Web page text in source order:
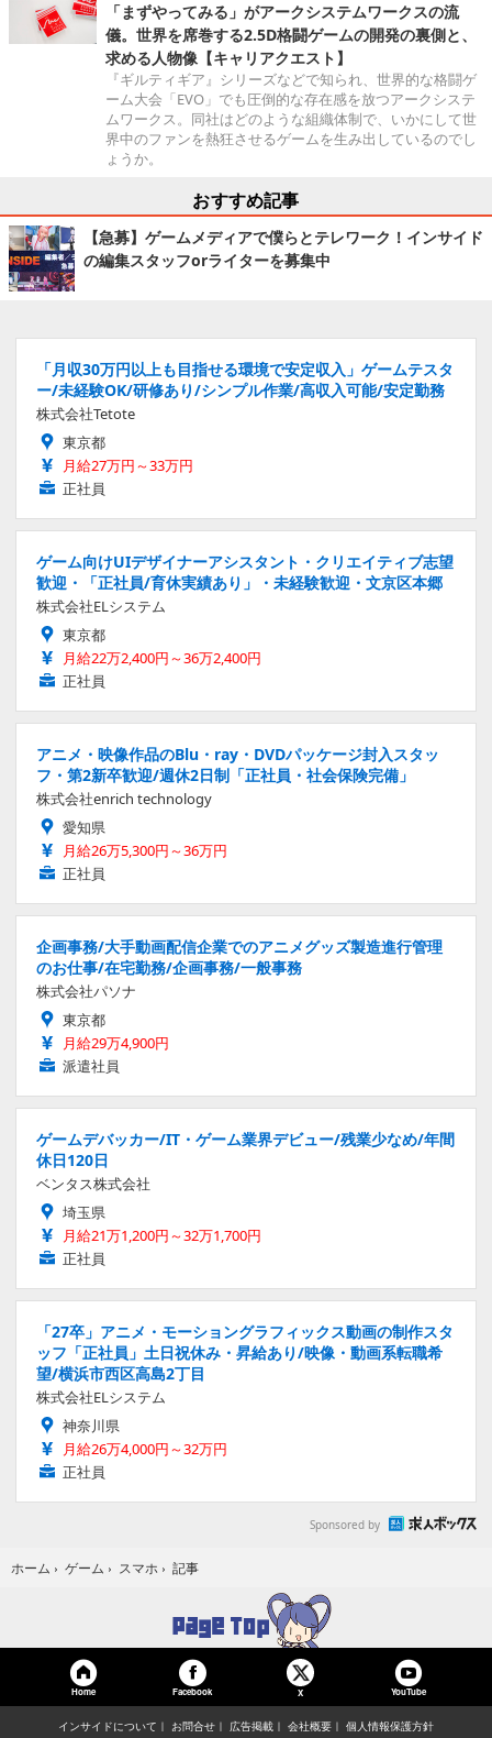
「まずやってみる」がアークシステムワークスの流
儀。世界を席巻する2.5D格闘ゲームの開発の裏側と、
求める人物像【キャリアクエスト】
『ギルティギア』シリーズなどで知られ、世界的な格闘ゲ
ーム大会「EVO」でも圧倒的な存在感を放つアークシステ
ムワークス。同社はどのような組織体制で、いかにして世
界中のファンを熱狂させるゲームを生み出しているのでし
ょうか。
おすすめ記事
【急募】ゲームメディアで僕らとテレワーク！インサイド
の編集スタッフorライターを募集中
「月収30万円以上も目指せる環境で安定収入」ゲームテスタ
ー/未経験OK/研修あり/シンプル作業/高収入可能/安定勤務
株式会社Tetote
東京都
月給27万円～33万円
正社員
ゲーム向けUIデザイナーアシスタント・クリエイティブ志望
歓迎・「正社員/育休実績あり」・未経験歓迎・文京区本郷
株式会社ELシステム
東京都
月給22万2,400円～36万2,400円
正社員
アニメ・映像作品のBlu・ray・DVDパッケージ封入スタッ
フ・第2新卒歓迎/週休2日制「正社員・社会保険完備」
株式会社enrich technology
愛知県
月給26万5,300円～36万円
正社員
企画事務/大手動画配信企業でのアニメグッズ製造進行管理
のお仕事/在宅勤務/企画事務/一般事務
株式会社パソナ
東京都
月給29万4,900円
派遣社員
ゲームデバッカー/IT・ゲーム業界デビュー/残業少なめ/年間
休日120日
ベンタス株式会社
埼玉県
月給21万1,200円～32万1,700円
正社員
「27卒」アニメ・モーショングラフィックス動画の制作スタ
ッフ「正社員」土日祝休み・昇給あり/映像・動画系転職希
望/横浜市西区高島2丁目
株式会社ELシステム
神奈川県
月給26万4,000円～32万円
正社員
Sponsored by
ホーム › ゲーム › スマホ › 記事
Home Facebook X YouTube
インサイドについて お問合せ 広告掲載 会社概要 個人情報保護方針